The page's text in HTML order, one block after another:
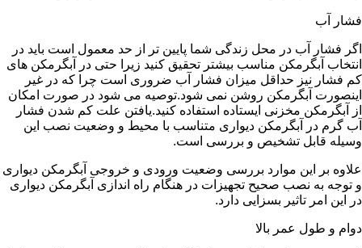
فشار آب
اگر فشار آب در محل زندگی شما پایین تر از حد معمول است باید در
انتخاب آبگرمکن مناسب بیشتر تحقیق کنید زیرا حتی در آبگرمکن های
کم فشار نیز حداقل میزان فشار آب ضروری است چرا که در غیر
اینصورت آبگرمکن روشن نمی شود.توصیه می شود در صورت امکان
از آبگرمکن مخزنی ایستاده استفاده کنید.یافتن علت کم شدن فشار
آب گرم در آبگرمکن دیواری متناسب با محیط و وضعیت نصب این
وسیله قابل تشخیص و بررسی است.
علاوه بر این موارد بررسی وضعیت ورودی و خروجی آبگرمکن دیواری
و توجه به نصب صحیح تجهیزات در هنگام راه اندازی آبگرمکن دیواری
در این امر تاثیر بسزایی دارد.
دوام و طول عمر بالا